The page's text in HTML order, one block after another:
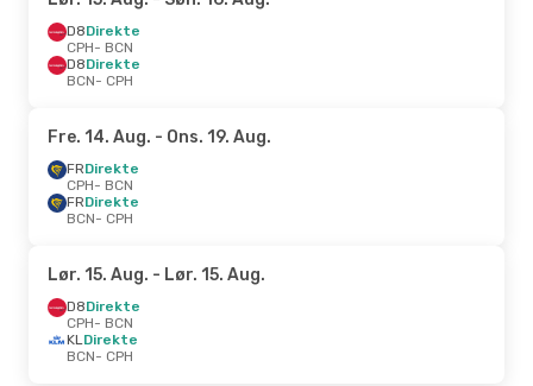
D8Direkte
CPH- BCN
D8Direkte
BCN- CPH
Fre. 14. Aug. - Ons. 19. Aug.
FRDirekte
CPH- BCN
FRDirekte
BCN- CPH
Lør. 15. Aug. - Lør. 15. Aug.
D8Direkte
CPH- BCN
KLDirekte
BCN- CPH